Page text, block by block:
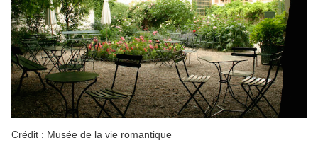
Crédit : Musée de la vie romantique